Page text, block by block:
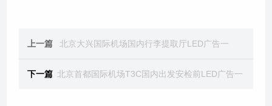
上一篇 北京大兴国际机场国内行李提取厅LED广告一
下一篇 北京首都国际机场T3C国内出发安检前LED广告一